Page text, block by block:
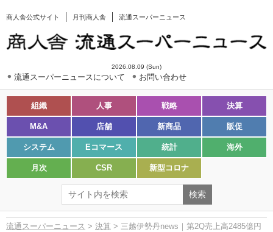
商人舎公式サイト 月刊商人舎 流通スーパーニュース
2026.08.09 (Sun)
流通スーパーニュースについて お問い合わせ
組織 人事 戦略 決算
M&A 店舗 新商品 販促
システム Eコマース 統計 海外
月次 CSR 新型コロナ
流通スーパーニュース > 決算 > 三越伊勢丹news｜第2Q売上高2485億円